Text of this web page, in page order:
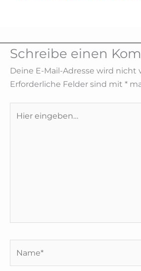
Schreibe einen
Deine E-Mail-Adresse wird nicht
Erforderliche Felder sind mit *
eingeben…